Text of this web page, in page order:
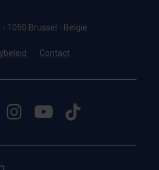
- 1050 Brussel - België
Contact